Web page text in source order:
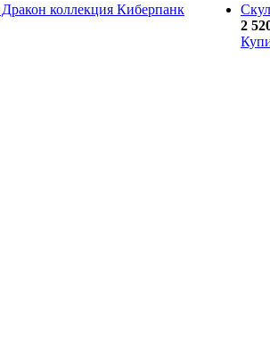
коллекция Киберпанк
2